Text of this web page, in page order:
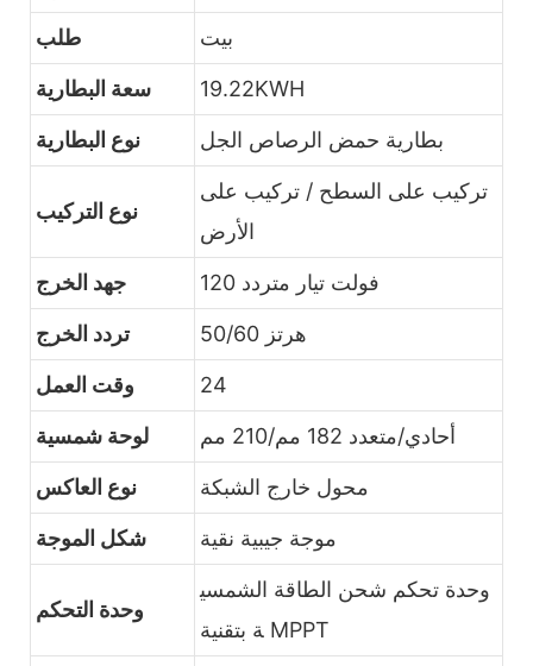
طلب بيت
سعة البطارية 19.22KWH
نوع البطارية بطارية حمض الرصاص الجل
نوع التركيب
تركيب على السطح / تركيب على
الأرض
جهد الخرج 120 فولت تيار متردد
تردد الخرج 50/60 هرتز
وقت العمل 24
لوحة شمسية أحادي/متعدد 182 مم/210 مم
نوع العاكس محول خارج الشبكة
شكل الموجة موجة جيبية نقية
وحدة التحكم
وحدة تحكم شحن الطاقة الشمسي
ة بتقنية MPPT